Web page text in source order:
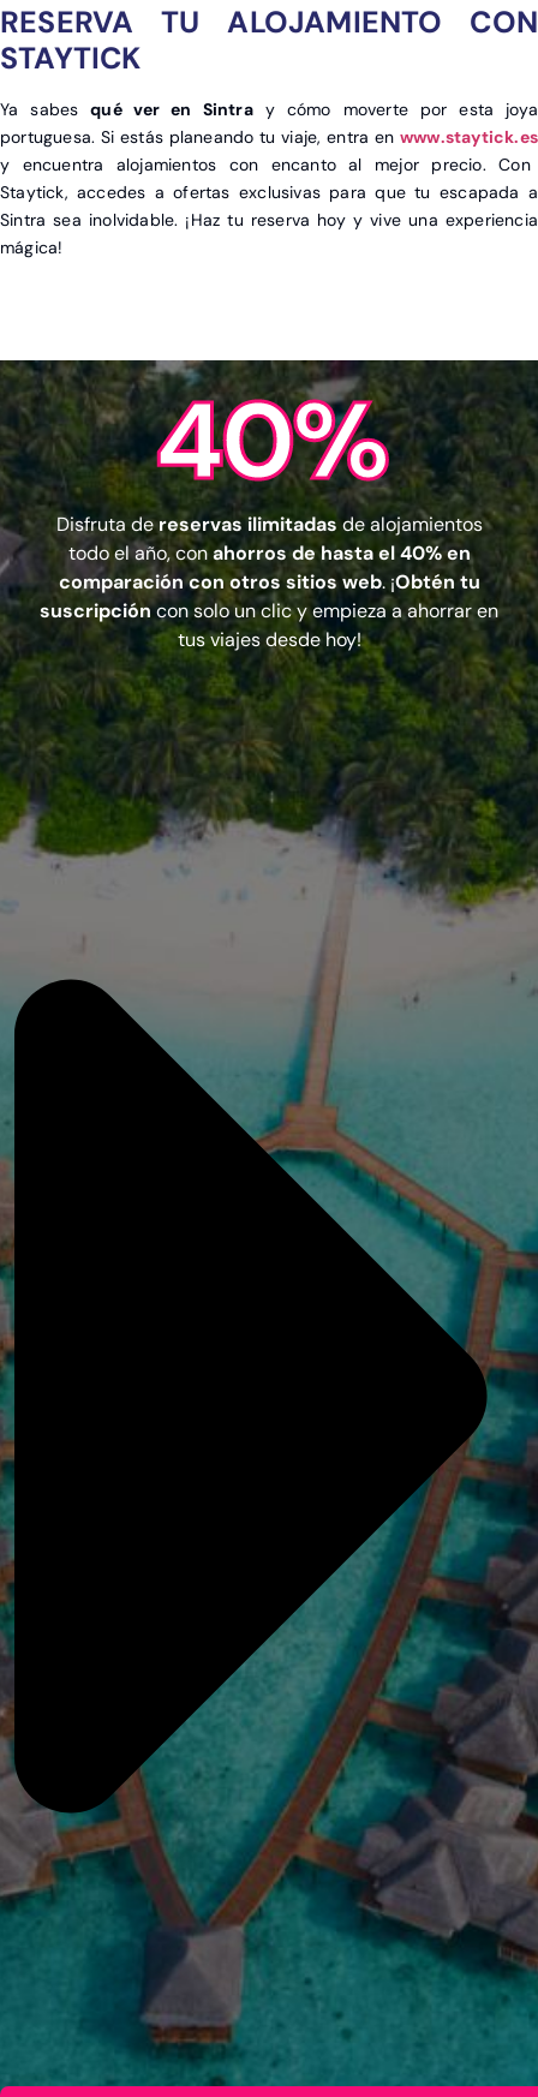
RESERVA TU ALOJAMIENTO CON
STAYTICK
Ya sabesqué ver en Sintray cómo moverte por esta joya
portuguesa. Si estás planeando tu viaje, entra en www.staytick.es
y encuentra alojamientos con encanto al mejor precio. Con
Staytick, accedes a ofertas exclusivas para que tu escapada a
Sintra sea inolvidable. ¡Haz tu reserva hoy y vive una experiencia
mágica!
40%
Disfruta dereservas ilimitadas de alojamientos
todo el año, conahorros de hasta el 40% en
comparación con otros sitios web. ¡Obtén tu
suscripcióncon solo un clic y empieza a ahorrar en
tus viajes desde hoy!